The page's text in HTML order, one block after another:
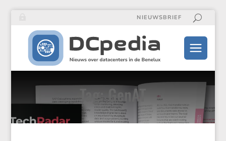
NIEUWSBRIEF
Tag: GenAT